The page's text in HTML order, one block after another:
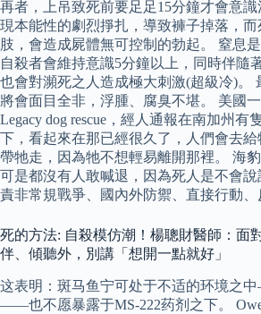
再者，上吊致死前要足足15分鐘才會意
現本能性的劇烈掙扎，導致褲子掉落，
肢，會造成屍體無可控制的勃起。 窒息
自殺者會維持意識5分鐘以上，同時伴隨
也會對瀕死之人造成極大刺激(超級冷)。
將會面目全非，浮腫、腐臭不堪。 美國一
Legacy dog rescue，經人通報在南加州有
下，看起來在那已經很久了，人們會去
帶牠走，因為牠不想輕易離開那裡。 海
可是都沒有人敢喊退，因為死人是不會
責非常規戰爭、國內外防禦、直接行動、
死的方法: 自殺模仿潮！楊聰財醫師：面
伴、傾聽外，別講「想開一點就好」
这表明：斑马鱼宁可处于不适的环境之
——也不愿暴露于MS-222药剂之下。